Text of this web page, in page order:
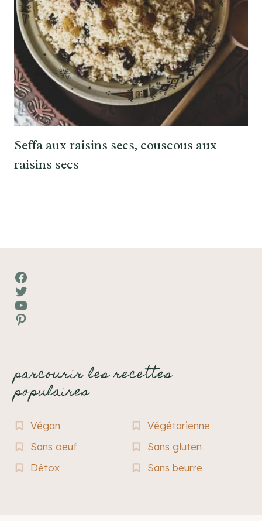
Seffa aux raisins secs, couscous aux
raisins secs
Facebook
Twitter
YouTube
Pinterest
parcourir les recettes
populaires
Végan
Végétarienne
Sans oeuf
Sans gluten
Détox
Sans beurre